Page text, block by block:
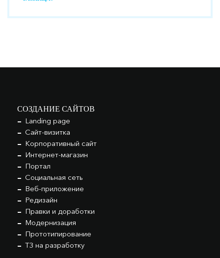
СОЗДАНИЕ САЙТОВ
Landing page
Сайт-визитка
Корпоративный сайт
Интернет-магазин
Портал
Социальная сеть
Веб-приложение
Редизайн
Правки и доработки
Модернизация
Прототипирование
ТЗ на разработку